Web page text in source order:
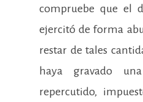
compruebe que el
ejercitó de forma
restar de tales
haya gravado
repercutido,